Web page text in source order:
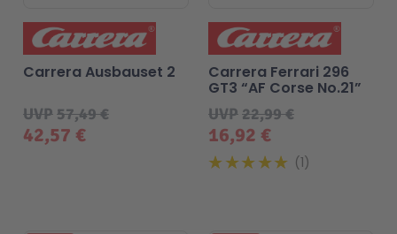
42,57 €
UVP57,49 €
Carrera Ausbauset 2
16,92 €
UVP22,99 €
Carrera Ferrari 296
GT3 “AF Corse No.21”
1